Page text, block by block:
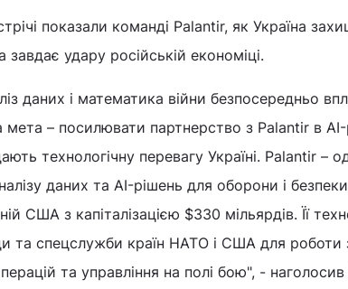
показали команді Palantir, як Україна
удару російській економіці.
даних і математика війни безпосередньо
мета – посилювати партнерство з Palantir в AI-
технологічну перевагу Україні. Palantir –
даних та AI-рішень для оборони і
США з капіталізацією $330 мільярдів. Її
та спецслужби країн НАТО і США для роботи
та управління на полі бою", -